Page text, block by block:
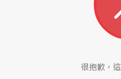
很抱歉，